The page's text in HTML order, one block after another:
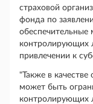
страховой
фонда по
обеспечительные
контролирующих
привлечении к
"Также в
может быть
контролирующих